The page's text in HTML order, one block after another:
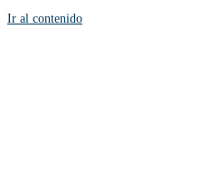
Ir al contenido